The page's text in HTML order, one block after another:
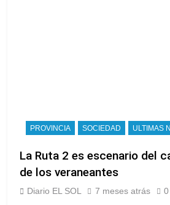
PROVINCIA SOCIEDAD ULTIMAS
La Ruta 2 es escenario del
de los veraneantes
Diario EL SOL 7 meses atrás 0